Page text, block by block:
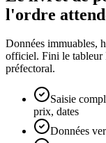
l'ordre
Données immuables,
officiel. Fini le tableur
préfectoral.
Saisie
prix, dates
Données